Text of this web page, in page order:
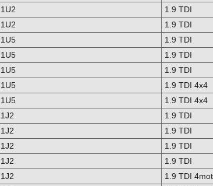
1U2 1.9 TDI
1U2 1.9 TDI
1U5 1.9 TDI
1U5 1.9 TDI
1U5 1.9 TDI
1U5 1.9 TDI 4x4
1U5 1.9 TDI 4x4
1J2 1.9 TDI
1J2 1.9 TDI
1J2 1.9 TDI
1J2 1.9 TDI
1J2 1.9 TDI